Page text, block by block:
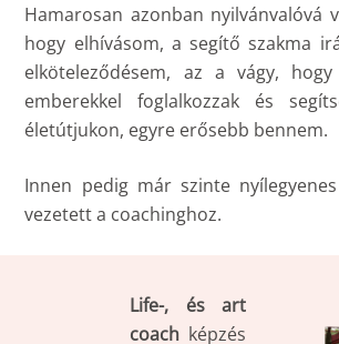
Hamarosan azonban nyilvánvalóvá
hogy elhívásom, a segítő szakma
elköteleződésem, az a vágy,
emberekkel foglalkozzak és
életútjukon, egyre erősebb bennem.
Innen pedig már szinte
vezetett a coachinghoz.
Life-, és art
coach képzés